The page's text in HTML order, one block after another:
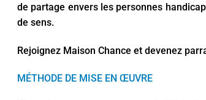
de partage envers les personnes
de sens.
Rejoignez Maison Chance et devenez
MÉTHODE DE MISE EN ŒUVRE